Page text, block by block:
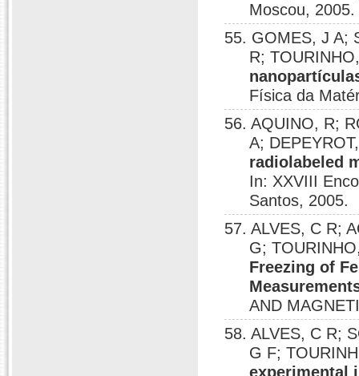
Moscou, 2005.
55. GOMES, J A;
R;
Física da
56. AQUINO, R;
A;
radiolabeled
In: XXVIII
Santos, 2005.
57. ALVES, C R;
G;
Freezing of
AND
58. ALVES, C R;
G F;
experimental